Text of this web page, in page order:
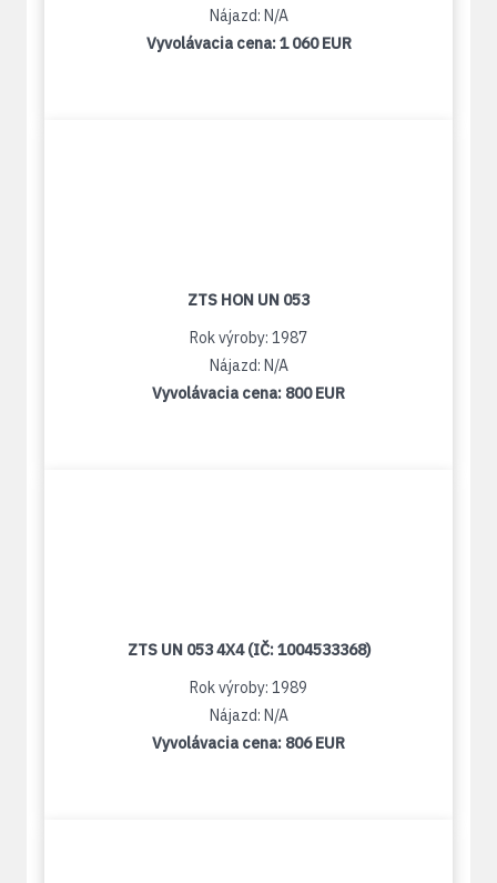
Nájazd: N/A
Vyvolávacia cena:1 060 EUR
ZTS HON UN 053
Rok výroby: 1987
Nájazd: N/A
Vyvolávacia cena: 800 EUR
ZTS UN 053 4X4 (IČ: 1004533368)
Rok výroby: 1989
Nájazd: N/A
Vyvolávacia cena: 806 EUR